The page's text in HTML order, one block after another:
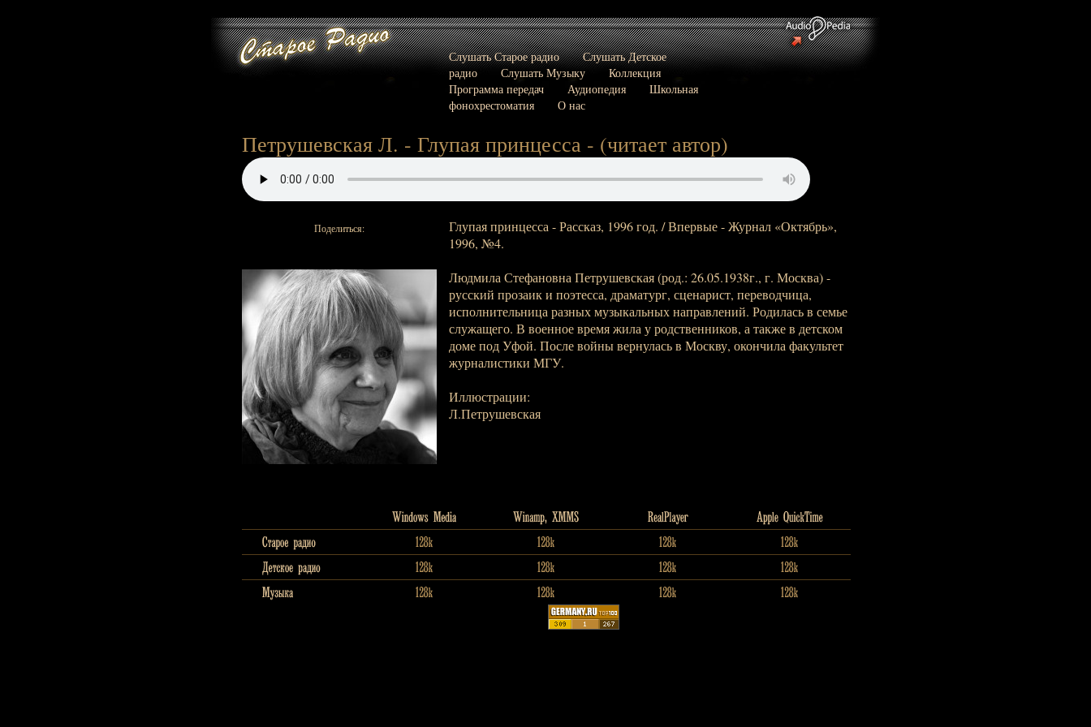
Слушать Старое радио
Слушать Детское
радио
Слушать Музыку
Коллекция
Программа передач
Аудиопедия
Школьная
фонохрестоматия
О нас
Петрушевская Л. - Глупая принцесса - (читает автор)
Поделиться:
Глупая принцесса - Рассказ, 1996 год. / Впервые - Журнал «Октябрь»,
1996, №4.
Людмила Стефановна Петрушевская (род.: 26.05.1938г., г. Москва) -
русский прозаик и поэтесса, драматург, сценарист, переводчица,
исполнительница разных музыкальных направлений. Родилась в семье
служащего. В военное время жила у родственников, а также в детском
доме под Уфой. После войны вернулась в Москву, окончила факультет
журналистики МГУ.
Иллюстрации:
Л.Петрушевская